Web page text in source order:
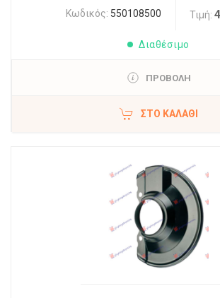
Κωδικός: 550108500 Τιμή:
Διαθέσιμο
ΠΡΟΒΟΛΗ
ΣΤΟ ΚΑΛΆΘΙ